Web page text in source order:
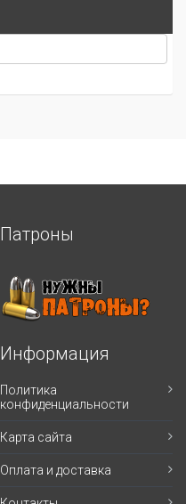
Патроны
Информация
Политика
конфиденциальности
Карта сайта
Оплата и доставка